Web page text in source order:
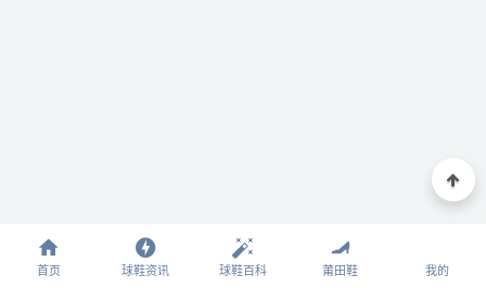
首页 球鞋资讯 球鞋百科 莆田鞋 我的